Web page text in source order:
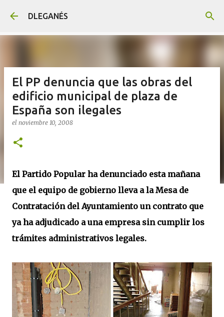
DLEGANÉS
El PP denuncia que las obras del
edificio municipal de plaza de
España son ilegales
el noviembre 10, 2008
El Partido Popular ha denunciado esta mañana
que el equipo de gobierno lleva a la Mesa de
Contratación del Ayuntamiento un contrato que
ya ha adjudicado a una empresa sin cumplir los
trámites administrativos legales.